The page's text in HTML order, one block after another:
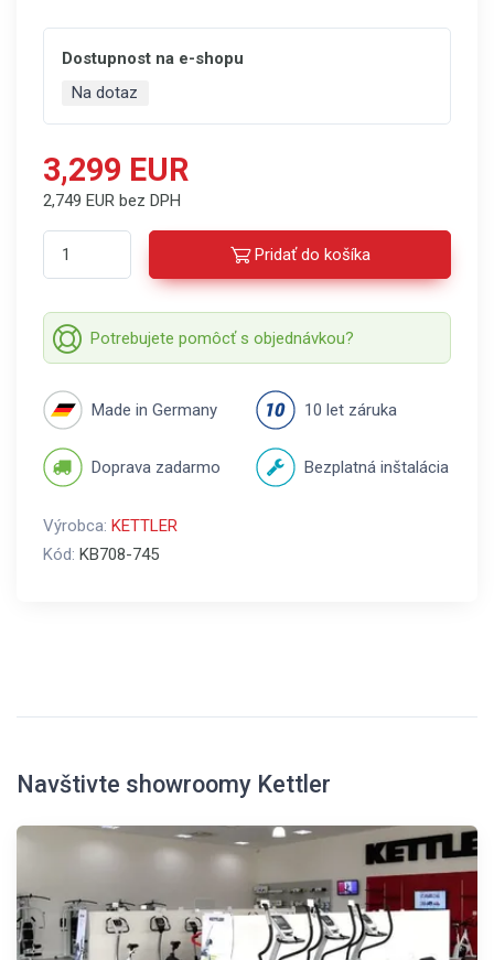
Dostupnost na e-shopu
Na dotaz
3,299 EUR
2,749 EUR bez DPH
Pridať do košíka
Potrebujete pomôcť s objednávkou?
Made in Germany 10 let záruka
Doprava zadarmo Bezplatná inštalácia
Výrobca: KETTLER
Kód: KB708-745
Navštivte showroomy Kettler